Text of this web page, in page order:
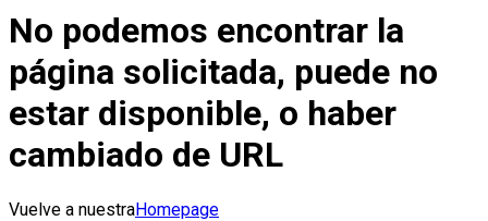
No podemos encontrar la
página solicitada, puede no
estar disponible, o haber
cambiado de URL
Vuelve a nuestraHomepage